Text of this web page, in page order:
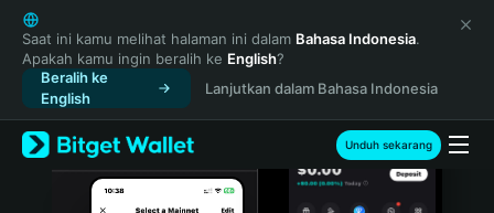
English
日本語
Tiếng Việt
Русский
Español (Latinoamérica)
Türkçe
Italiano
Saat ini kamu melihat halaman ini dalam Bahasa Indonesia.
Apakah kamu ingin beralih ke English?
Beralih ke
English
Lanjutkan dalam Bahasa Indonesia
Unduh sekarang